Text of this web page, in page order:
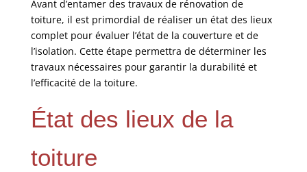
Avant d’entamer des travaux de rénovation de
toiture, il est primordial de réaliser un état des lieux
complet pour évaluer l’état de la couverture et de
l’isolation. Cette étape permettra de déterminer les
travaux nécessaires pour garantir la durabilité et
l’efficacité de la toiture.
État des lieux de la
toiture